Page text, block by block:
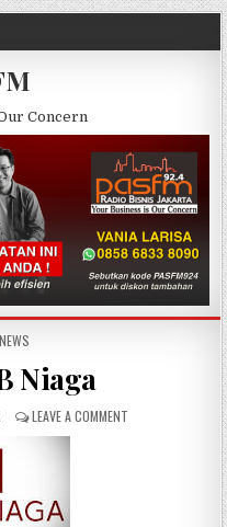
Concern
Niaga
LEAVE A COMMENTON BANK CIMB